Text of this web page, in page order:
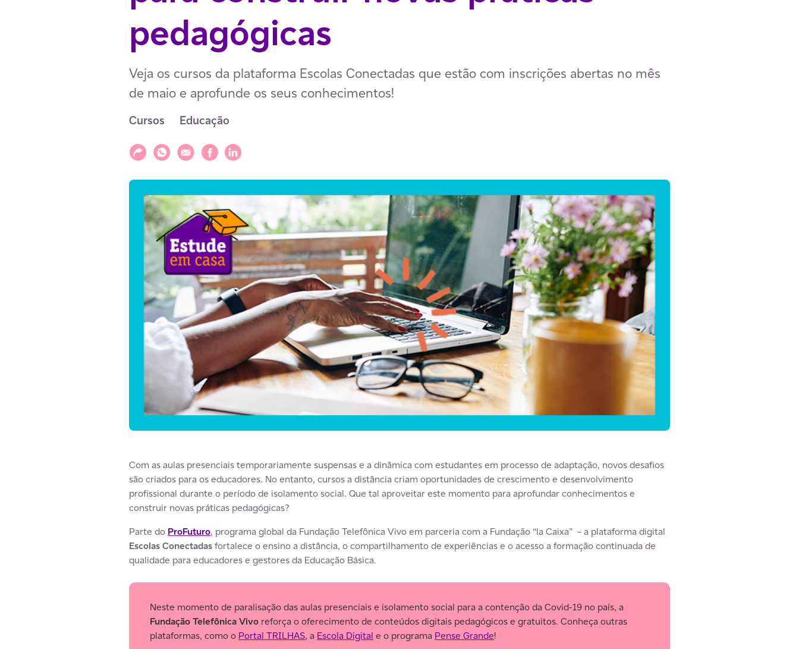
pedagógicas
Veja os cursos da plataforma Escolas Conectadas que estão com inscrições abertas no mês
de maio e aprofunde os seus conhecimentos!
Cursos Educação
Compartilhar
Compartilhar via WhatsApp
Compartilhar via E-mail
Compartilhar via Facebook
Compartilhar via LinkedIn
Com as aulas presenciais temporariamente suspensas e a dinâmica com estudantes em processo de adaptação, novos desafios
são criados para os educadores. No entanto, cursos a distância criam oportunidades de crescimento e desenvolvimento
profissional durante o período de isolamento social. Que tal aproveitar este momento para aprofundar conhecimentos e
construir novas práticas pedagógicas?
Parte do ProFuturo, programa global da Fundação Telefônica Vivo em parceria com a Fundação “la Caixa” – a plataforma digital
Escolas Conectadasfortalece o ensino a distância, o compartilhamento de experiências e o acesso a formação continuada de
qualidade para educadores e gestores da Educação Básica.
Neste momento de paralisação das aulas presenciais e isolamento social para a contenção da Covid-19 no país, a
Fundação Telefônica Vivo reforça o oferecimento de conteúdos digitais pedagógicos e gratuitos. Conheça outras
plataformas, como o Portal TRILHAS, a Escola Digital e o programa Pense Grande!